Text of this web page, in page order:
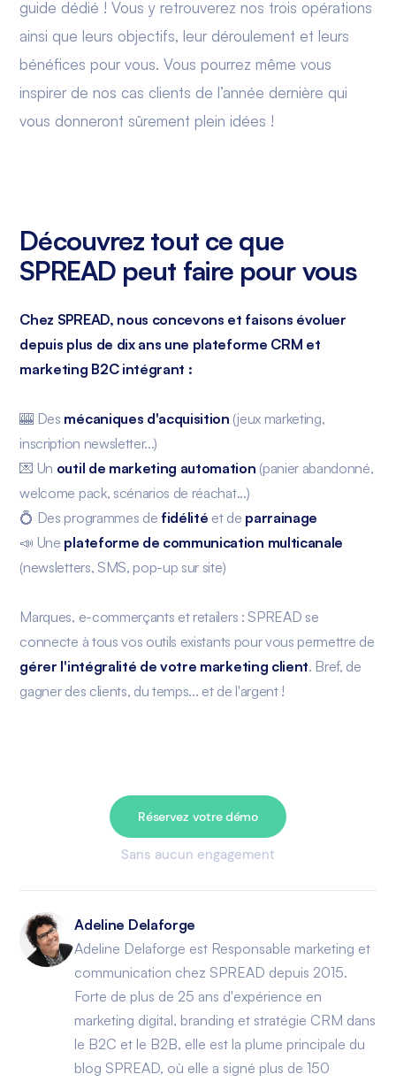
guide dédié ! Vous y retrouverez nos trois opérations
ainsi que leurs objectifs, leur déroulement et leurs
bénéfices pour vous. Vous pourrez même vous
inspirer de nos cas clients de l’année dernière qui
vous donneront sûrement plein idées !
Découvrez tout ce que
SPREAD peut faire pour vous
Chez SPREAD, nous concevons et faisons évoluer
depuis plus de dix ans une plateforme CRM et
marketing B2C intégrant :
🎰 Des mécaniques d'acquisition (jeux marketing,
inscription newsletter...)
💌 Un outil de marketing automation (panier abandonné,
welcome pack, scénarios de réachat...)
💍 Des programmes de fidélité et de parrainage
📣 Une plateforme de communication multicanale
(newsletters, SMS, pop-up sur site)
Marques, e-commerçants et retailers : SPREAD se
connecte à tous vos outils existants pour vous permettre de
gérer l'intégralité de votre marketing client. Bref, de
gagner des clients, du temps... et de l'argent !
Réservez votre démo
Sans aucun engagement
Adeline Delaforge
Adeline Delaforge est Responsable marketing et
communication chez SPREAD depuis 2015.
Forte de plus de 25 ans d'expérience en
marketing digital, branding et stratégie CRM dans
le B2C et le B2B, elle est la plume principale du
blog SPREAD, où elle a signé plus de 150